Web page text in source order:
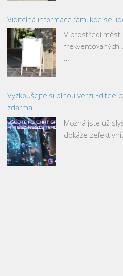
Viditelná informace tam, kde se
V prostředí
frekventovaných
…
Vyzkoušejte si plnou verzi Editee
zdarma!
Možná jste už
dokáže